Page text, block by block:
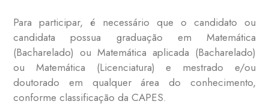
Para participar, é necessário que o candidato ou
candidata possua graduação em Matemática
(Bacharelado) ou Matemática aplicada (Bacharelado)
ou Matemática (Licenciatura) e mestrado e/ou
doutorado em qualquer área do conhecimento,
conforme classificação da CAPES.